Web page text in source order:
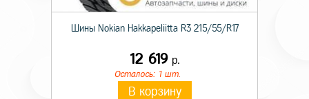
Шины Nokian Hakkapeliitta R3 215/55/R17
12 619р.
Осталось: 1 шт.
В корзину